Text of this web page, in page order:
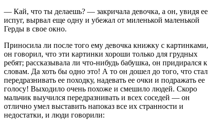
— Кай, что ты делаешь? — закричала девочка, а он, увидя ее
испуг, вырвал еще одну и убежал от миленькой маленькой
Герды в свое окно.
Приносила ли после того ему девочка книжку с картинками,
он говорил, что эти картинки хороши только для грудных
ребят; рассказывала ли что-нибудь бабушка, он придирался к
словам. Да хоть бы одно это! А то он дошел до того, что стал
передразнивать ее походку, надевать ее очки и подражать ее
голосу! Выходило очень похоже и смешило людей. Скоро
мальчик выучился передразнивать и всех соседей — он
отлично умел выставить напоказ все их странности и
недостатки, и люди говорили: